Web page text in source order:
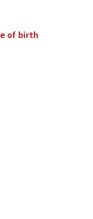
e of birth